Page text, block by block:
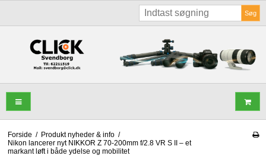
Søg
Forside / Produkt nyheder & info /
Nikon lancerer nyt NIKKOR Z 70-200mm f/2.8 VR S II – et
markant løft i både ydelse og mobilitet